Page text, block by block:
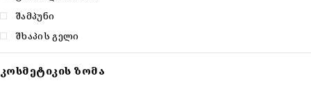
შამპუნი
შხაპის გელი
ᲙᲝᲡᲛᲔᲢᲘᲙᲘᲡ ᲖᲝᲛᲐ